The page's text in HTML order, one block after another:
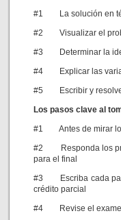
#1 La solución en
#2 Visualizar el
#3 Determinar la
#4 Explicar las
#5 Escribir y
Los pasos clave al
#1 Antes de mirar los
#2 Responda los
para el final
#3 Escriba cada
crédito parcial
#4 Revise el